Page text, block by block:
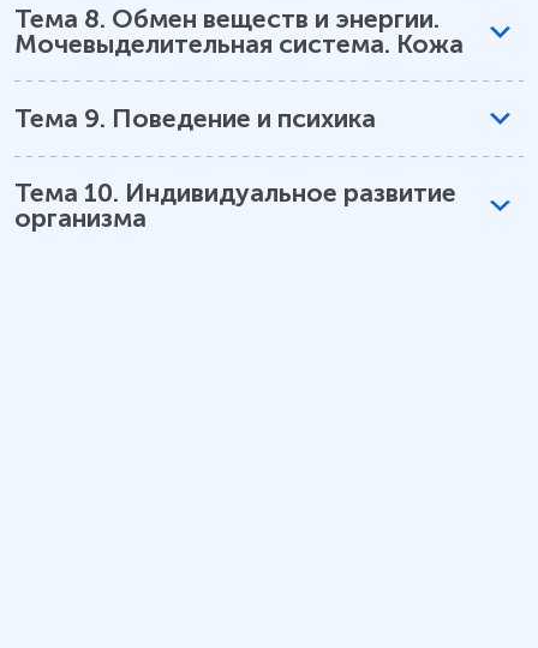
Тема 8. Обмен веществ и энергии.
Мочевыделительная система. Кожа
Тема 9. Поведение и психика
Тема 10. Индивидуальное развитие
организма